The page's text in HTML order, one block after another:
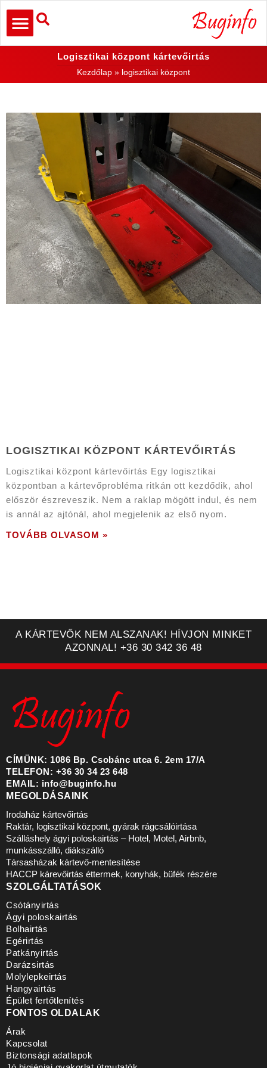
Logisztikai központ kártevőirtás
Kezdőlap » logisztikai központ
LOGISZTIKAI KÖZPONT KÁRTEVŐIRTÁS
Logisztikai központ kártevőirtás Egy logisztikai
központban a kártevőprobléma ritkán ott kezdődik, ahol
először észreveszik. Nem a raklap mögött indul, és nem
is annál az ajtónál, ahol megjelenik az első nyom.
TOVÁBB OLVASOM »
A KÁRTEVŐK NEM ALSZANAK! HÍVJON MINKET
AZONNAL! +36 30 342 36 48
CÍMÜNK: 1086 Bp. Csobánc utca 6. 2em 17/A
TELEFON: +36 30 34 23 648
EMAIL: info@buginfo.hu
MEGOLDÁSAINK
Irodaház kártevőirtás
Raktár, logisztikai központ, gyárak rágcsálóirtása
Szálláshely ágyi poloskairtás – Hotel, Motel, Airbnb,
munkásszálló, diákszálló
Társasházak kártevő-mentesítése
HACCP kárevőirtás éttermek, konyhák, büfék részére
SZOLGÁLTATÁSOK
Csótányirtás
Ágyi poloskairtás
Bolhairtás
Egérirtás
Patkányirtás
Darázsirtás
Molylepkeirtás
Hangyairtás
Épület fertőtlenítés
FONTOS OLDALAK
Árak
Kapcsolat
Biztonsági adatlapok